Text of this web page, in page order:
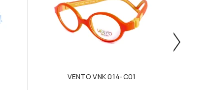
VENTO VNK 014-C01